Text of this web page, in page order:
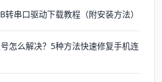
转串口驱动下载教程（附安装方法）
怎么解决？5种方法快速修复手机连